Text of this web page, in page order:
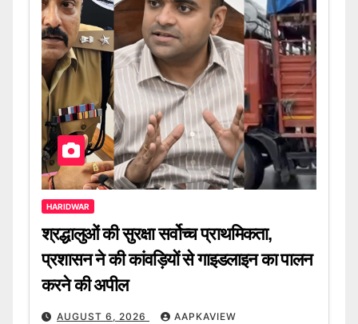
HARIDWAR
श्रद्धालुओं की सुरक्षा सर्वोच्च प्राथमिकता,
प्रशासन ने की कांवड़ियों से गाइडलाइन का पालन
करने की अपील
AUGUST 6, 2026 AAPKAVIEW